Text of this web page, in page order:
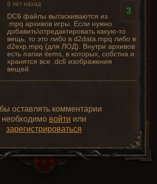
3
9 лет назад
DC6 файлы вытаскиваются из
.mpq архивов игры. Если нужно
добавить\отредактировать какую-то
вещь, то это либо в d2data.mpq либо в
d2exp.mpq (для ЛОД). Внутри архивов
есть папки items, в которых, собстна и
хранятся все .dc6 изображения
вещей.
оставлять комментарии
необходимо войти или
зарегистрироваться